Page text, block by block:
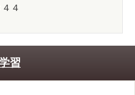
４
習